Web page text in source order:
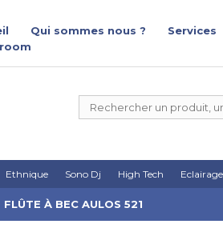
Qui sommes nous ? Services
Ethnique Sono Dj High Tech
FLÛTE À BEC AULOS 521